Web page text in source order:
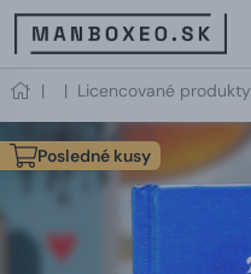
| | Licencované produkty
Posledné kusy